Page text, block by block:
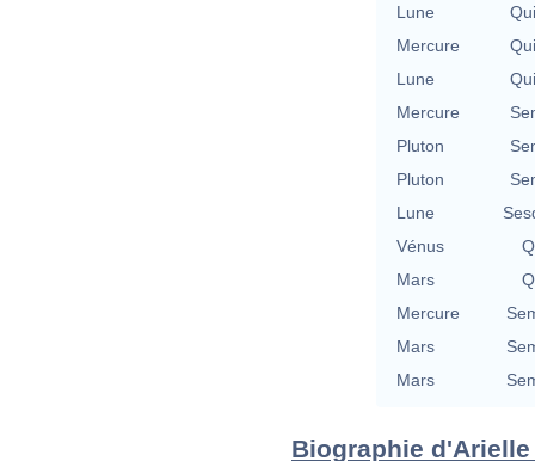
Lune
Mercure
Lune
Mercure
Pluton
Pluton
Lune
Vénus
Mars
Mercure
Mars
Mars
Biographie